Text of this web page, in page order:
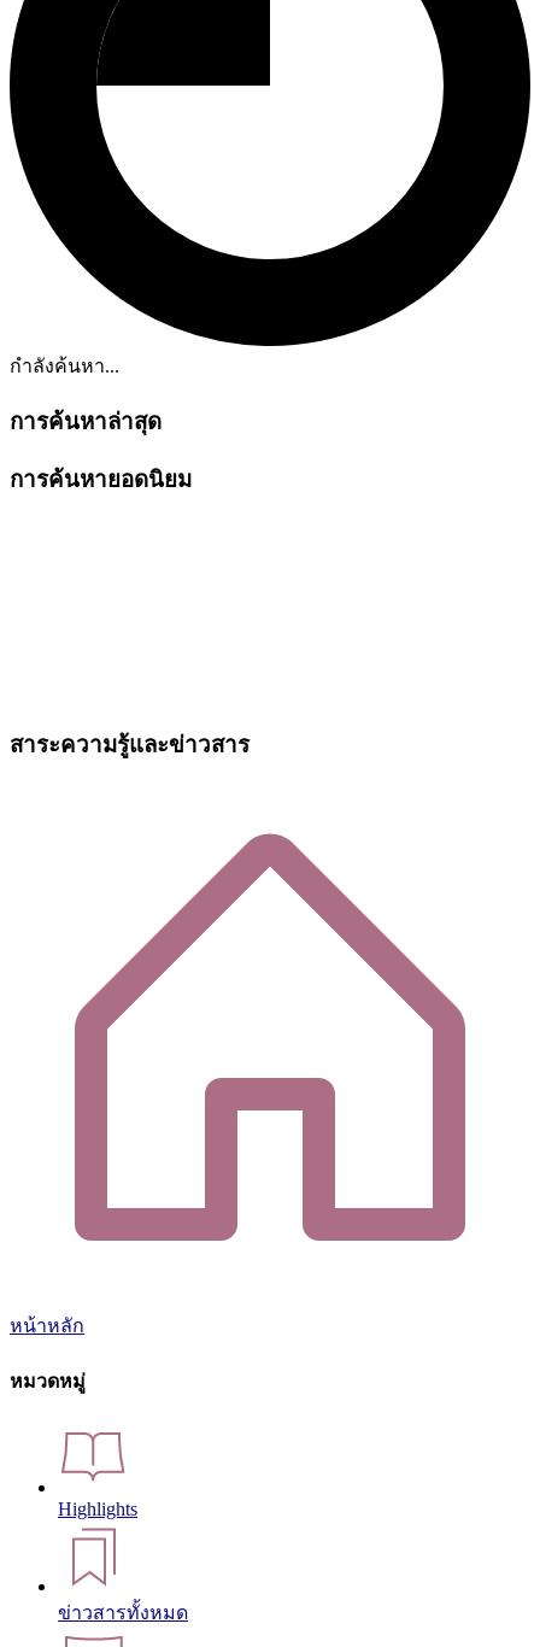
กำลังค้นหา...
การค้นหาล่าสุด
การค้นหายอดนิยม
สาระความรู้และข่าวสาร
หน้าหลัก
หมวดหมู่
Highlights
ข่าวสารทั้งหมด